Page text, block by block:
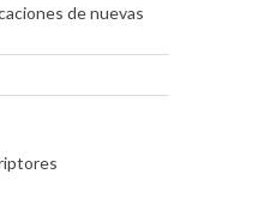
de nuevas